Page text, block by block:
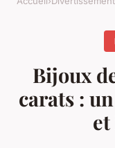
Bijoux
carats :